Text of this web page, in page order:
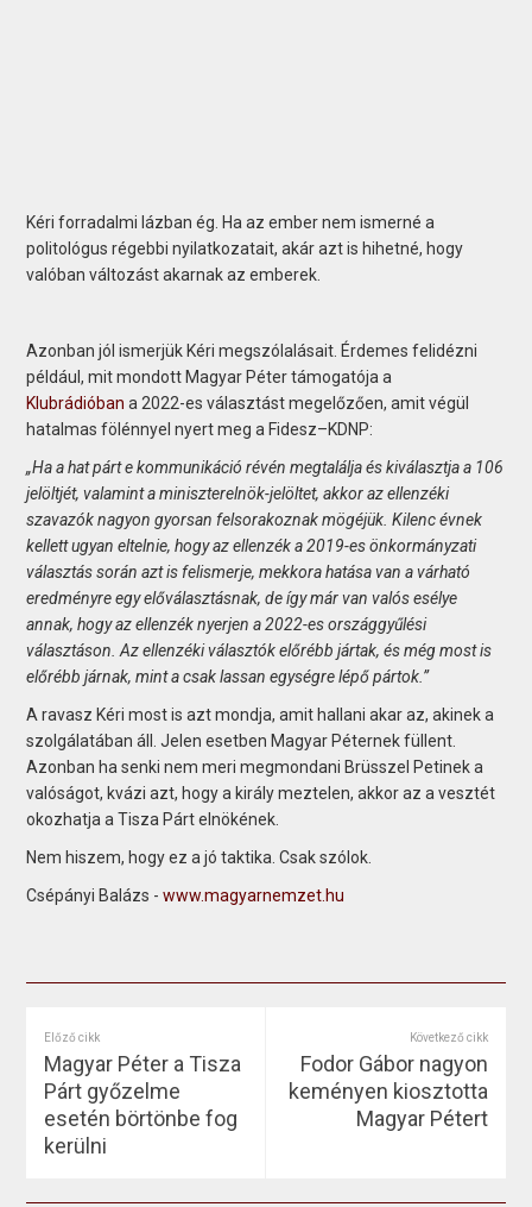
Kéri forradalmi lázban ég. Ha az ember nem ismerné a
politológus régebbi nyilatkozatait, akár azt is hihetné, hogy
valóban változást akarnak az emberek.
Azonban jól ismerjük Kéri megszólalásait. Érdemes felidézni
például, mit mondott Magyar Péter támogatója a
Klubrádióban a 2022-es választást megelőzően, amit végül
hatalmas fölénnyel nyert meg a Fidesz–KDNP:
„Ha a hat párt e kommunikáció révén megtalálja és kiválasztja a 106
jelöltjét, valamint a miniszterelnök-jelöltet, akkor az ellenzéki
szavazók nagyon gyorsan felsorakoznak mögéjük. Kilenc évnek
kellett ugyan eltelnie, hogy az ellenzék a 2019-es önkormányzati
választás során azt is felismerje, mekkora hatása van a várható
eredményre egy előválasztásnak, de így már van valós esélye
annak, hogy az ellenzék nyerjen a 2022-es országgyűlési
választáson. Az ellenzéki választók előrébb jártak, és még most is
előrébb járnak, mint a csak lassan egységre lépő pártok.”
A ravasz Kéri most is azt mondja, amit hallani akar az, akinek a
szolgálatában áll. Jelen esetben Magyar Péternek füllent.
Azonban ha senki nem meri megmondani Brüsszel Petinek a
valóságot, kvázi azt, hogy a király meztelen, akkor az a vesztét
okozhatja a Tisza Párt elnökének.
Nem hiszem, hogy ez a jó taktika. Csak szólok.
Csépányi Balázs -www.magyarnemzet.hu
Előző cikk
Magyar Péter a Tisza
Párt győzelme
esetén börtönbe fog
kerülni
Következő cikk
Fodor Gábor nagyon
keményen kiosztotta
Magyar Pétert